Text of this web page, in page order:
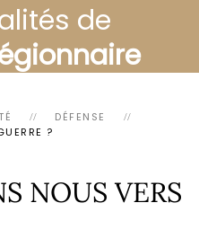
de
DÉFENSE
?
NOUS VERS